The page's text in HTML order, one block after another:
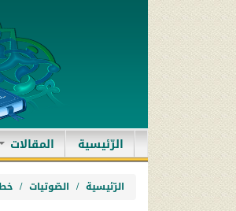
الرّئيسية(current) المقالات
الرّئيسية الصّوتيات